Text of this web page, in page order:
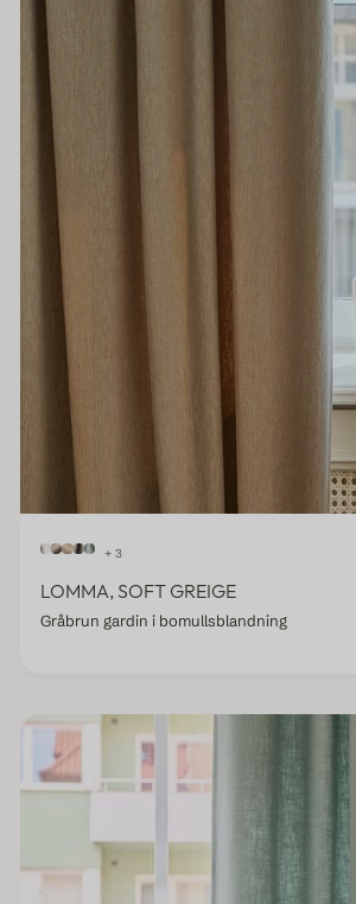
+ 3
LOMMA, SOFT GREIGE
Gråbrun gardin i bomullsblandning